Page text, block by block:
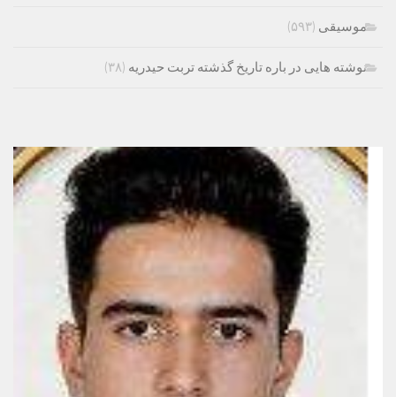
موسیقی (۵۹۳)
نوشته هایی در باره تاریخ گذشته تربت حیدریه (۳۸)